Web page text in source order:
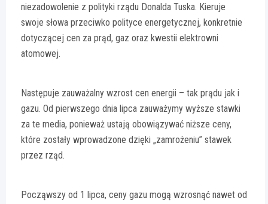
niezadowolenie z polityki rządu Donalda Tuska. Kieruje
swoje słowa przeciwko polityce energetycznej, konkretnie
dotyczącej cen za prąd, gaz oraz kwestii elektrowni
atomowej.
Następuje zauważalny wzrost cen energii – tak prądu jak i
gazu. Od pierwszego dnia lipca zauważymy wyższe stawki
za te media, ponieważ ustają obowiązywać niższe ceny,
które zostały wprowadzone dzięki „zamrożeniu” stawek
przez rząd.
Począwszy od 1 lipca, ceny gazu mogą wzrosnąć nawet od